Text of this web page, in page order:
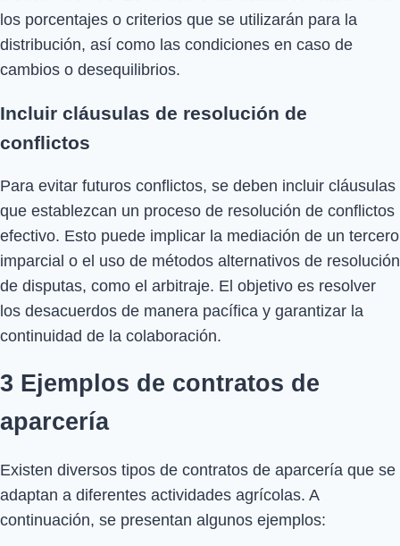
los porcentajes o criterios que se utilizarán para la
distribución, así como las condiciones en caso de
cambios o desequilibrios.
Incluir cláusulas de resolución de
conflictos
Para evitar futuros conflictos, se deben incluir cláusulas
que establezcan un proceso de resolución de conflictos
efectivo. Esto puede implicar la mediación de un tercero
imparcial o el uso de métodos alternativos de resolución
de disputas, como el arbitraje. El objetivo es resolver
los desacuerdos de manera pacífica y garantizar la
continuidad de la colaboración.
3 Ejemplos de contratos de
aparcería
Existen diversos tipos de contratos de aparcería que se
adaptan a diferentes actividades agrícolas. A
continuación, se presentan algunos ejemplos: